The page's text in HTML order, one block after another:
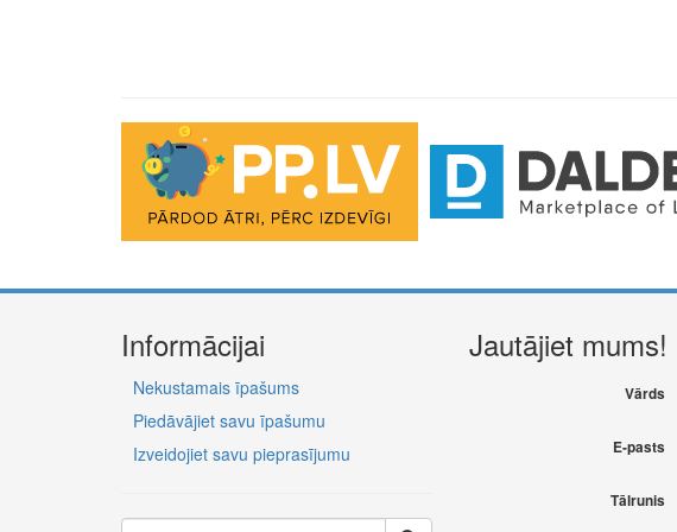
Informācijai
Nekustamais īpašums
Piedāvājiet savu īpašumu
Izveidojiet savu pieprasījumu
Jautājiet mums!
Vārds
E-pasts
Tālrunis